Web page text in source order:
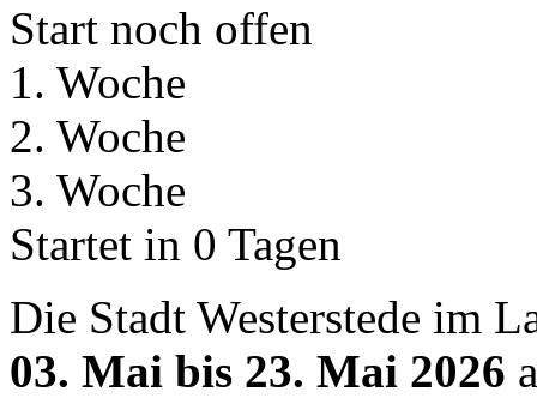
Start noch offen
1. Woche
2. Woche
3. Woche
Startet in 0 Tagen
Die Stadt Westerstede im
03. Mai bis 23. Mai 2026